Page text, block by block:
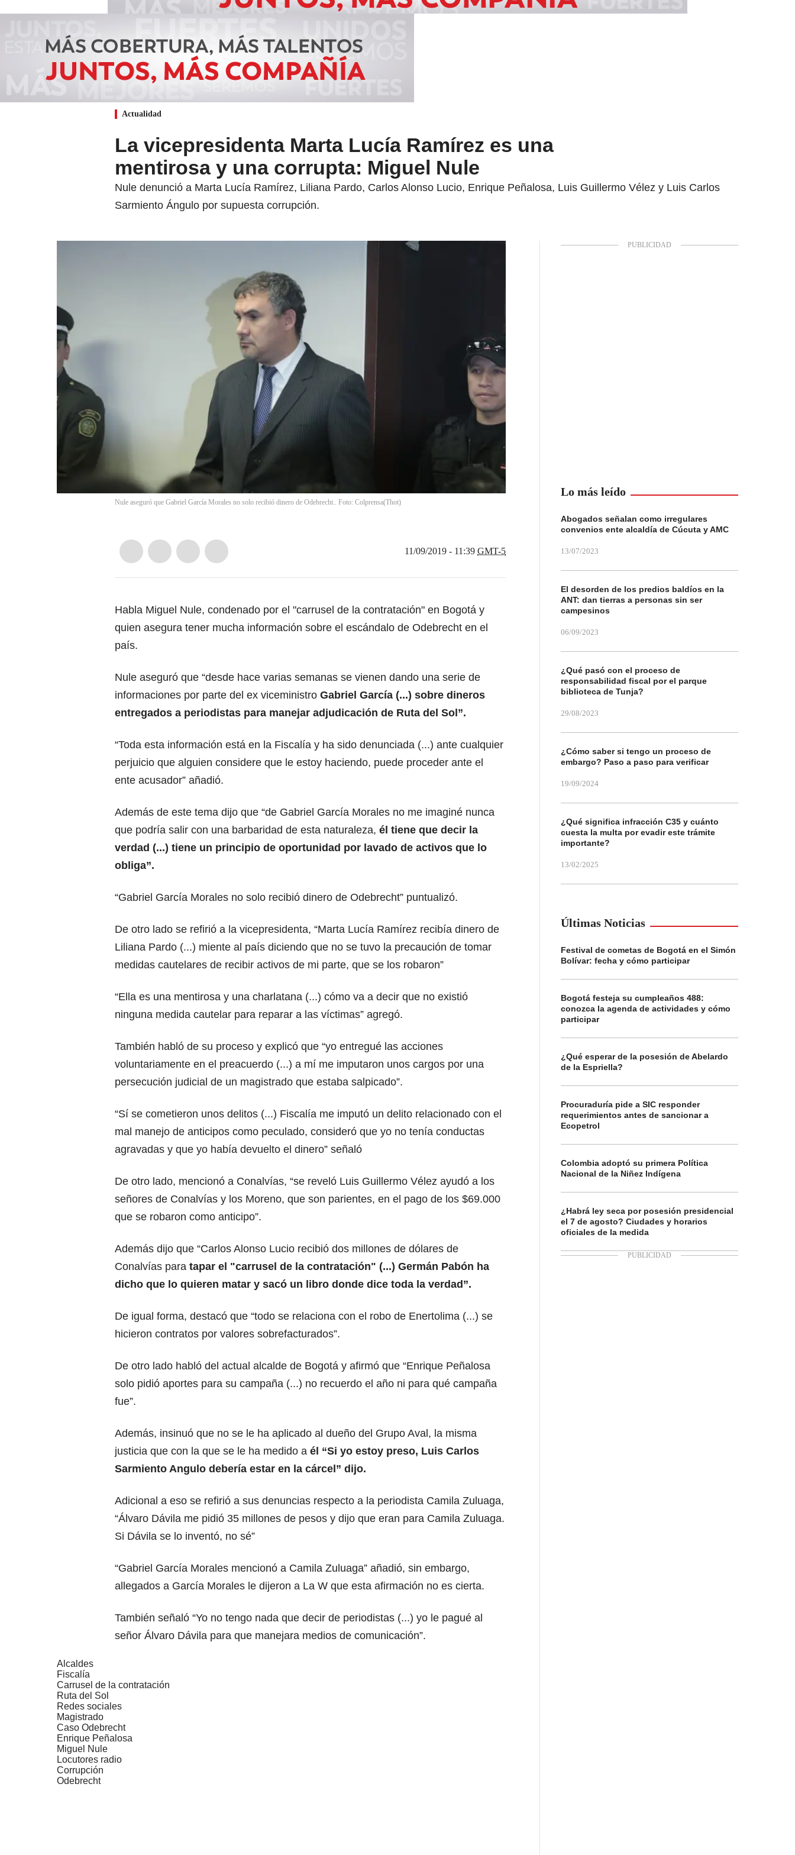
Actualidad
La vicepresidenta Marta Lucía Ramírez es una
mentirosa y una corrupta: Miguel Nule
Nule denunció a Marta Lucía Ramírez, Liliana Pardo, Carlos Alonso Lucio, Enrique Peñalosa, Luis Guillermo Vélez y Luis Carlos
Sarmiento Ángulo por supuesta corrupción.
Nule aseguró que Gabriel García Morales no solo recibió dinero de Odebrecht.. Foto: Colprensa(Thot)
11/09/2019 - 11:39 GMT-5
Habla Miguel Nule, condenado por el "carrusel de la contratación" en Bogotá y
quien asegura tener mucha información sobre el escándalo de Odebrecht en el
país.
Nule aseguró que “desde hace varias semanas se vienen dando una serie de
informaciones por parte del ex viceministro Gabriel García (...) sobre dineros
entregados a periodistas para manejar adjudicación de Ruta del Sol”.
“Toda esta información está en la Fiscalía y ha sido denunciada (...) ante cualquier
perjuicio que alguien considere que le estoy haciendo, puede proceder ante el
ente acusador” añadió.
Además de este tema dijo que “de Gabriel García Morales no me imaginé nunca
que podría salir con una barbaridad de esta naturaleza, él tiene que decir la
verdad (...) tiene un principio de oportunidad por lavado de activos que lo
obliga”.
“Gabriel García Morales no solo recibió dinero de Odebrecht” puntualizó.
De otro lado se refirió a la vicepresidenta, “Marta Lucía Ramírez recibía dinero de
Liliana Pardo (...) miente al país diciendo que no se tuvo la precaución de tomar
medidas cautelares de recibir activos de mi parte, que se los robaron”
“Ella es una mentirosa y una charlatana (...) cómo va a decir que no existió
ninguna medida cautelar para reparar a las víctimas” agregó.
También habló de su proceso y explicó que “yo entregué las acciones
voluntariamente en el preacuerdo (...) a mí me imputaron unos cargos por una
persecución judicial de un magistrado que estaba salpicado”.
“Sí se cometieron unos delitos (...) Fiscalía me imputó un delito relacionado con el
mal manejo de anticipos como peculado, consideró que yo no tenía conductas
agravadas y que yo había devuelto el dinero” señaló
De otro lado, mencionó a Conalvías, “se reveló Luis Guillermo Vélez ayudó a los
señores de Conalvías y los Moreno, que son parientes, en el pago de los $69.000
que se robaron como anticipo”.
Además dijo que “Carlos Alonso Lucio recibió dos millones de dólares de
Conalvías para tapar el "carrusel de la contratación" (...) Germán Pabón ha
dicho que lo quieren matar y sacó un libro donde dice toda la verdad”.
De igual forma, destacó que “todo se relaciona con el robo de Enertolima (...) se
hicieron contratos por valores sobrefacturados”.
De otro lado habló del actual alcalde de Bogotá y afirmó que “Enrique Peñalosa
solo pidió aportes para su campaña (...) no recuerdo el año ni para qué campaña
fue”.
Además, insinuó que no se le ha aplicado al dueño del Grupo Aval, la misma
justicia que con la que se le ha medido a él “Si yo estoy preso, Luis Carlos
Sarmiento Angulo debería estar en la cárcel” dijo.
Adicional a eso se refirió a sus denuncias respecto a la periodista Camila Zuluaga,
“Álvaro Dávila me pidió 35 millones de pesos y dijo que eran para Camila Zuluaga.
Si Dávila se lo inventó, no sé”
“Gabriel García Morales mencionó a Camila Zuluaga” añadió, sin embargo,
allegados a García Morales le dijeron a La W que esta afirmación no es cierta.
También señaló “Yo no tengo nada que decir de periodistas (...) yo le pagué al
señor Álvaro Dávila para que manejara medios de comunicación”.
Alcaldes
Fiscalía
Carrusel de la contratación
Ruta del Sol
Redes sociales
Magistrado
Caso Odebrecht
Enrique Peñalosa
Miguel Nule
Locutores radio
Corrupción
Odebrecht
Lo más leído
Abogados señalan como irregulares
convenios ente alcaldía de Cúcuta y AMC
13/07/2023
El desorden de los predios baldíos en la
ANT: dan tierras a personas sin ser
campesinos
06/09/2023
¿Qué pasó con el proceso de
responsabilidad fiscal por el parque
biblioteca de Tunja?
29/08/2023
¿Cómo saber si tengo un proceso de
embargo? Paso a paso para verificar
19/09/2024
¿Qué significa infracción C35 y cuánto
cuesta la multa por evadir este trámite
importante?
13/02/2025
Últimas Noticias
Festival de cometas de Bogotá en el Simón
Bolívar: fecha y cómo participar
Bogotá festeja su cumpleaños 488:
conozca la agenda de actividades y cómo
participar
¿Qué esperar de la posesión de Abelardo
de la Espriella?
Procuraduría pide a SIC responder
requerimientos antes de sancionar a
Ecopetrol
Colombia adoptó su primera Política
Nacional de la Niñez Indígena
¿Habrá ley seca por posesión presidencial
el 7 de agosto? Ciudades y horarios
oficiales de la medida